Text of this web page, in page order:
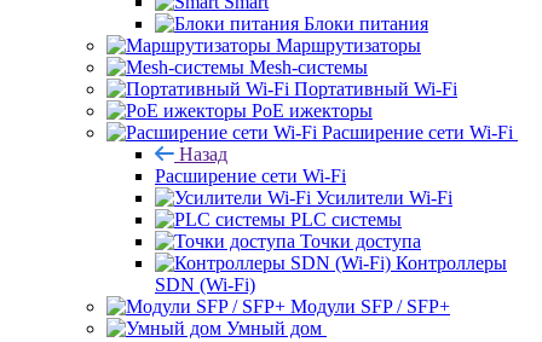
Блоки питания
Маршрутизаторы
Mesh-системы
Портативный Wi-Fi
PoE ижекторы
Расширение сети Wi‑Fi
Назад
Расширение сети Wi‑Fi
Усилители Wi-Fi
PLC системы
Точки доступа
Контроллеры
SDN (Wi-Fi)
Модули SFP / SFP+
Умный дом